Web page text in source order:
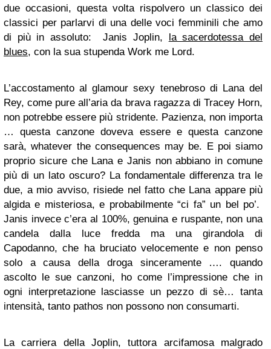
due occasioni, questa volta rispolvero un classico dei
classici per parlarvi di una delle voci femminili che amo
di più in assoluto: Janis Joplin, la sacerdotessa del
blues, con la sua stupenda Work me Lord.
L’accostamento al glamour sexy tenebroso di Lana del
Rey, come pure all’aria da brava ragazza di Tracey Horn,
non potrebbe essere più stridente. Pazienza, non importa
… questa canzone doveva essere e questa canzone
sarà, whatever the consequences may be. E poi siamo
proprio sicure che Lana e Janis non abbiano in comune
più di un lato oscuro? La fondamentale differenza tra le
due, a mio avviso, risiede nel fatto che Lana appare più
algida e misteriosa, e probabilmente “ci fa” un bel po’.
Janis invece c’era al 100%, genuina e ruspante, non una
candela dalla luce fredda ma una girandola di
Capodanno, che ha bruciato velocemente e non penso
solo a causa della droga sinceramente …. quando
ascolto le sue canzoni, ho come l’impressione che in
ogni interpretazione lasciasse un pezzo di sè… tanta
intensità, tanto pathos non possono non consumarti.
La carriera della Joplin, tuttora arcifamosa malgrado